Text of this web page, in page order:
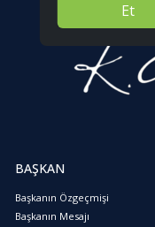
Et
BAŞKAN
Başkanın Özgeçmişi
Başkanın Mesajı